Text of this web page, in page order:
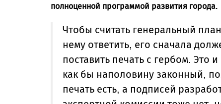
полноценной программой развития города.
Чтобы считать генеральный
нему ответить, его сначала
поставить печать с гербом. Это
как бы наполовину законный,
печать есть, а подписей